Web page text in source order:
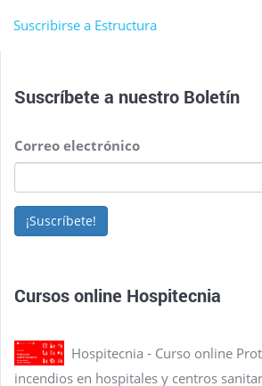
Suscribirse a Estructura
Suscríbete a nuestro Boletín
Correo electrónico
¡Suscríbete!
Cursos online Hospitecnia
Hospitecnia - Curso online
incendios en hospitales y centros